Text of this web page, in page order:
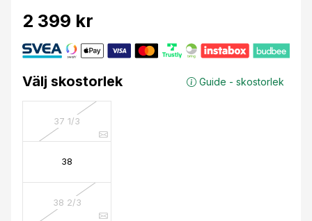
2 399 kr
Välj skostorlek Guide - skostorlek
37 1/3
38
38 2/3